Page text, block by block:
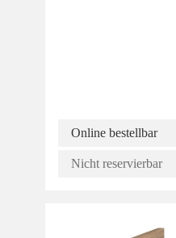
Online bestellbar
Nicht reservierbar